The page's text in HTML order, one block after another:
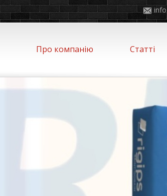
info
Про компанію Статті